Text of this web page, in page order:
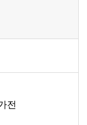
전